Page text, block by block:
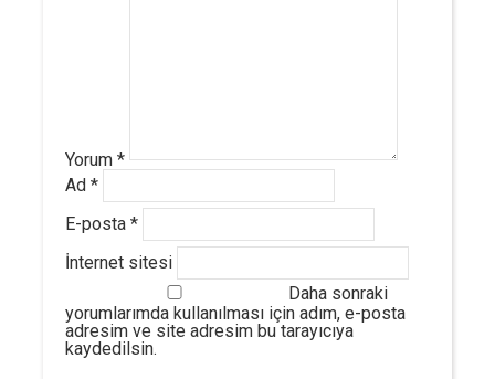
Yorum *
Ad *
E-posta *
İnternet sitesi
Daha sonraki
yorumlarımda kullanılması için adım, e-posta
adresim ve site adresim bu tarayıcıya
kaydedilsin.